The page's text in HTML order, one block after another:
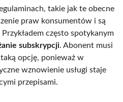
takie jak te obecne
praw konsumentów i są
często spotykanym
subskrypcji. Abonent musi
opcję, ponieważ w
wznowienie usługi staje
przepisami.